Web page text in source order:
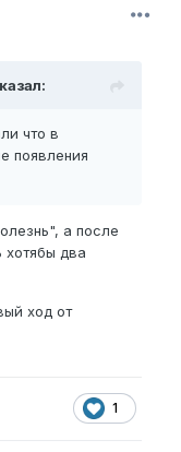
что в
появления
а после
хотябы два
ход от
1